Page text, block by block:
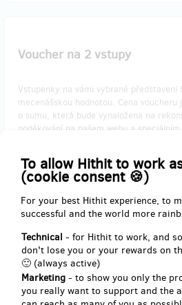
To allow Hithit to work
(cookie consent 🍪)
For your best Hithit experience, to
successful and the world more
Technical - for Hithit to work, and
don't lose you or your rewards on
🙂 (always active)
Marketing - to show you only the
you really want to support and the
Voucher na 2 vstupy
Vstupenky na vámi vybrané představení
mecenášskou hodnotou. Cena
o sumu, která bude vynaložena na
poděkování na našem webu a
Reward delivery: on address, in a
end
(CZK 800 )